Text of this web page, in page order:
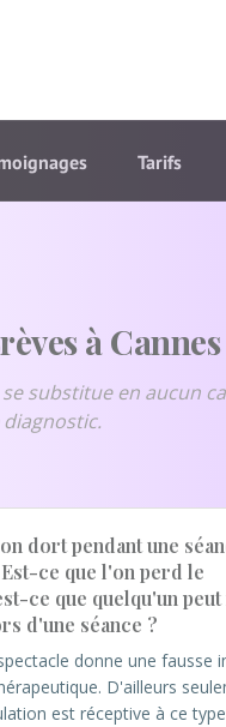
Tarifs
à Cannes
substitue en aucun
dort pendant une
ce que l'on perd le
ce que quelqu'un peut
d'une séance ?
donne une fausse
D'ailleurs
est réceptive à ce type